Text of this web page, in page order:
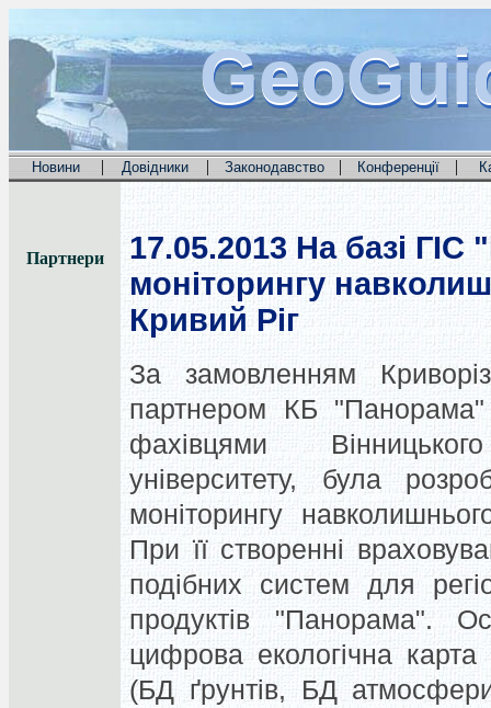
Новини | Довідники | Законодавство | Конференції |
Партнери 17.05.2013 На базі ГІС
моніторингу
Кривий Ріг
За замовленням
партнером КБ
фахівцями
університету, була
моніторингу
При її створенні
подібних систем для
продуктів "Панорама".
цифрова екологічна
(БД ґрунтів, БД